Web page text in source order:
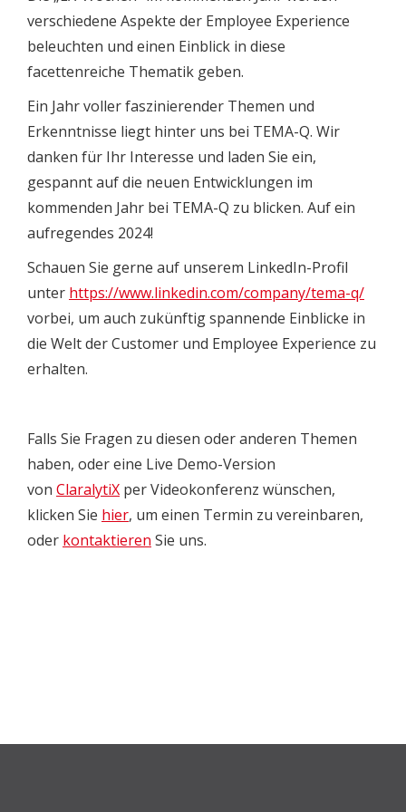
verschiedene Aspekte der Employee Experience
beleuchten und einen Einblick in diese
facettenreiche Thematik geben.
Ein Jahr voller faszinierender Themen und
Erkenntnisse liegt hinter uns bei TEMA-Q. Wir
danken für Ihr Interesse und laden Sie ein,
gespannt auf die neuen Entwicklungen im
kommenden Jahr bei TEMA-Q zu blicken. Auf ein
aufregendes 2024!
Schauen Sie gerne auf unserem LinkedIn-Profil
unter https://www.linkedin.com/company/tema-q/
vorbei, um auch zukünftig spannende Einblicke in
die Welt der Customer und Employee Experience zu
erhalten.
Falls Sie Fragen zu diesen oder anderen Themen
haben, oder eine Live Demo-Version
von ClaralytiXper Videokonferenz wünschen,
klicken Sie hier, um einen Termin zu vereinbaren,
oder kontaktieren Sie uns.